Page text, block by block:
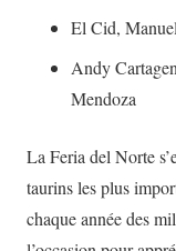
El Cid,
Andy
Mendoza
La Feria del Norte
taurins les plus
chaque année des